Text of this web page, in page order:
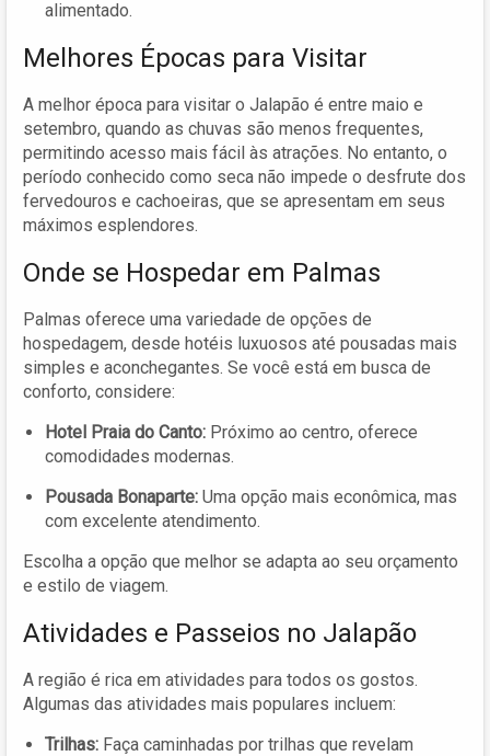
alimentado.
Melhores Épocas para Visitar
A melhor época para visitar o Jalapão é entre maio e
setembro, quando as chuvas são menos frequentes,
permitindo acesso mais fácil às atrações. No entanto, o
período conhecido como seca não impede o desfrute dos
fervedouros e cachoeiras, que se apresentam em seus
máximos esplendores.
Onde se Hospedar em Palmas
Palmas oferece uma variedade de opções de
hospedagem, desde hotéis luxuosos até pousadas mais
simples e aconchegantes. Se você está em busca de
conforto, considere:
Hotel Praia do Canto: Próximo ao centro, oferece
comodidades modernas.
Pousada Bonaparte: Uma opção mais econômica, mas
com excelente atendimento.
Escolha a opção que melhor se adapta ao seu orçamento
e estilo de viagem.
Atividades e Passeios no Jalapão
A região é rica em atividades para todos os gostos.
Algumas das atividades mais populares incluem:
Trilhas: Faça caminhadas por trilhas que revelam